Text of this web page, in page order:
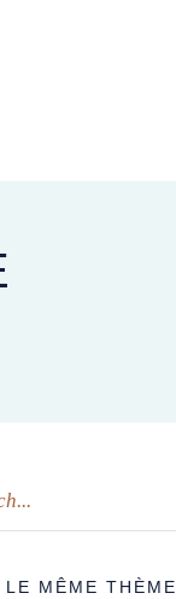
LE MÊME THÈME